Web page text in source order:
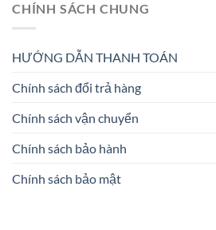
CHÍNH SÁCH CHUNG
HƯỚNG DẪN THANH TOÁN
Chính sách đổi trả hàng
Chính sách vận chuyển
Chính sách bảo hành
Chính sách bảo mật